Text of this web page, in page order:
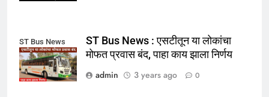
ST Bus News
ST Bus News : एसटीतून या लोकांचा
मोफत प्रवास बंद, पाहा काय झाला निर्णय
admin
3 years ago 0